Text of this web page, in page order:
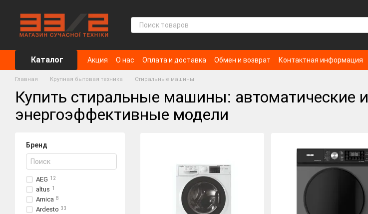
Каталог Акция О нас Оплата и доставка Обмен и возврат Контактная информация
Главная Крупная бытовая техника Стиральные машины
Купить стиральные машины: автоматические и
энергоэффективные модели
Бренд
AEG 12
altus 1
Amica 8
Ardesto 33